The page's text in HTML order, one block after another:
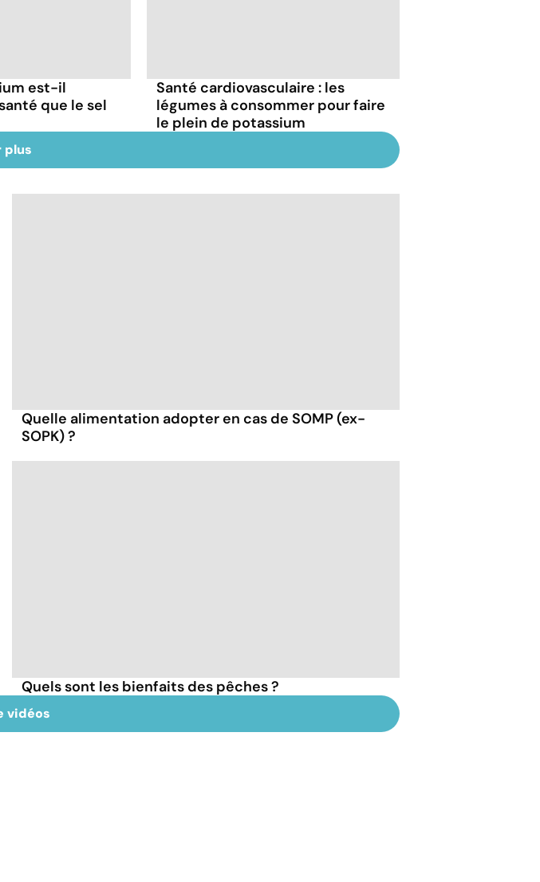
est-il
que le sel
Santé cardiovasculaire : les
légumes à consommer pour faire
le plein de potassium
plus
Quelle alimentation adopter en cas de SOMP (ex-
SOPK) ?
Quels sont les bienfaits des pêches ?
vidéos